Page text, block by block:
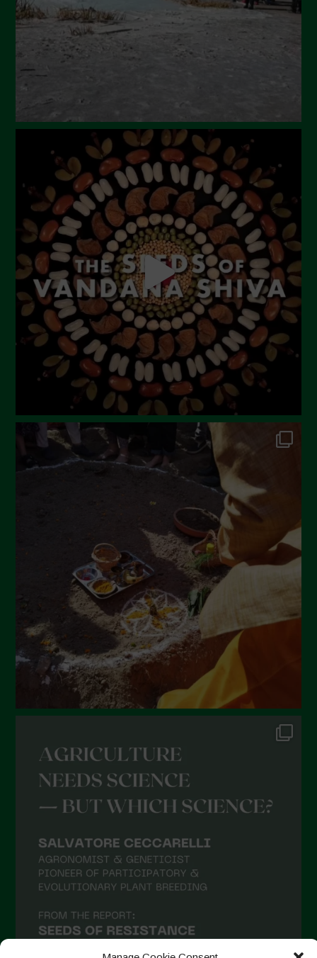
Aprile 2024
Marzo 2024
Febbraio 2024
Ottobre 2023
Settembre 2023
Agosto 2023
Luglio 2023
Giugno 2023
Maggio 2023
Aprile 2023
Marzo 2023
Febbraio 2023
Dicembre 2022
Novembre 2022
Ottobre 2022
Settembre 2022
Aprile 2022
Marzo 2022
Febbraio 2022
Gennaio 2022
Dicembre 2021
Novembre 2021
Settembre 2021
Agosto 2021
Luglio 2021
Aprile 2021
Febbraio 2021